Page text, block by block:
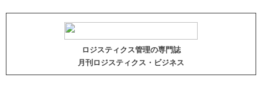
ロジスティクス管理の専門誌
月刊ロジスティクス・ビジネス